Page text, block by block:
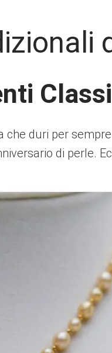
duri per
di perle.